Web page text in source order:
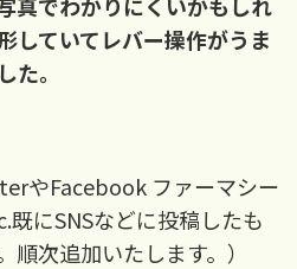
していてレバー操作がうま
た。
やFacebook ファーマシー
にSNSなどに投稿したも
次追加いたします。）